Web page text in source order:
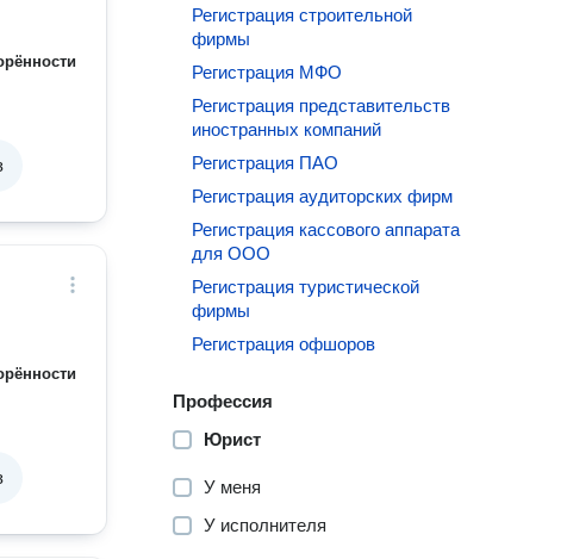
Регистрация строительной
фирмы
Регистрация МФО
Регистрация представительств
иностранных компаний
Регистрация ПАО
Регистрация аудиторских фирм
Регистрация кассового аппарата
для ООО
Регистрация туристической
фирмы
Регистрация офшоров
Профессия
Юрист
У меня
У исполнителя